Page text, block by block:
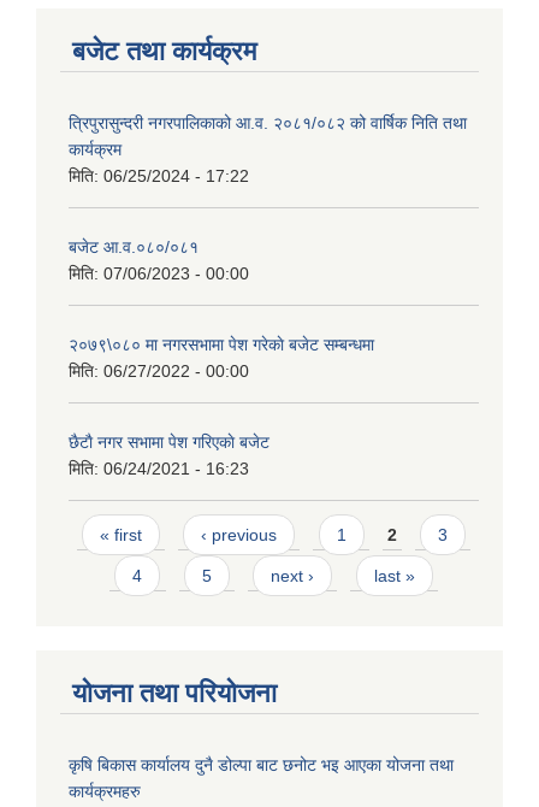
बजेट तथा कार्यक्रम
त्रिपुरासुन्दरी नगरपालिकाको आ.व. २०८१/०८२ को वार्षिक निति तथा
कार्यक्रम
मिति: 06/25/2024 - 17:22
बजेट आ.व.०८०/०८१
मिति: 07/06/2023 - 00:00
२०७९\०८० मा नगरसभामा पेश गरेकाे बजेट सम्बन्धमा
मिति: 06/27/2022 - 00:00
छैटाै नगर सभामा पेश गरिएकाे बजेट
मिति: 06/24/2021 - 16:23
Pages
« first ‹ previous 1 2 3
4 5 next › last »
योजना तथा परियोजना
कृषि बिकास कार्यालय दुनै डोल्पा बाट छनोट भइ आएका योजना तथा
कार्यक्रमहरु